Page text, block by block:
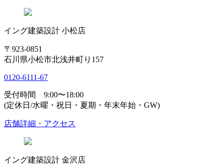
イング建築設計 小松店
〒923-0851
石川県小松市北浅井町り157
0120-6111-67
受付時間 9:00〜18:00
(定休日/水曜・祝日・夏期・年末年始・GW)
店舗詳細・アクセス
イング建築設計 金沢店